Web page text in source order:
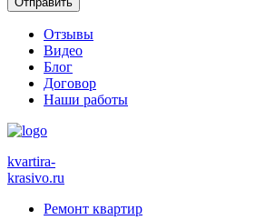
Отзывы
Видео
Блог
Договор
Наши работы
kvartira-
krasivo.ru
Ремонт квартир